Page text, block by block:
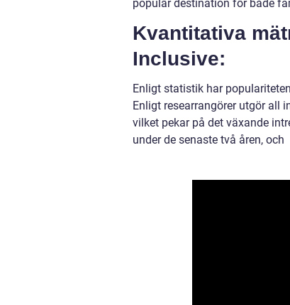
populär destination för både
Kvantitativa
Inclusive:
Enligt statistik har
Enligt researrangörer utgör all
vilket pekar på det växande
under de senaste två åren, och